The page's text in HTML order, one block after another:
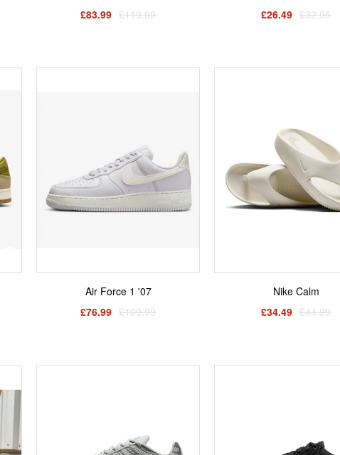
£83.99 £119.99
£26.49 £32.95
Air Force 1 '07
£76.99 £109.99
Nike Calm
£34.49 £44.99